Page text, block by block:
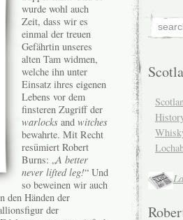
wurde wohl auch
Zeit, dass wir es
einmal der treuen
Gefährtin unseres
alten Tam widmen,
welche ihn unter
Einsatz ihres eigenen
Lebens vor dem
finsteren Zugriff der
warlocks and witches
bewahrte. Mit Recht
resümiert Robert
Burns: „A better
never lifted leg!“ Und
so beweinen wir auch
den Händen der
der